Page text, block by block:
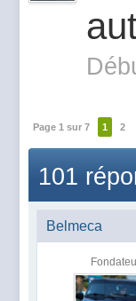
Page 1 sur 7 1 2
101
Belmeca